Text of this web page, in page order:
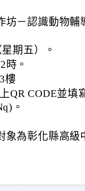
坊－認識動物輔
期五）。
時。
樓
QR CODE並填
。
象為彰化縣高級